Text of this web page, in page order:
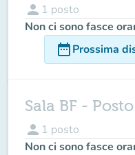
person 1 posto
Non ci sono fasce
date_rangeProssima
Sala BF -
person 1 posto
Non ci sono fasce